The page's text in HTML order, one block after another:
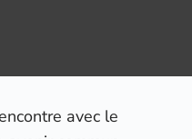
avec le